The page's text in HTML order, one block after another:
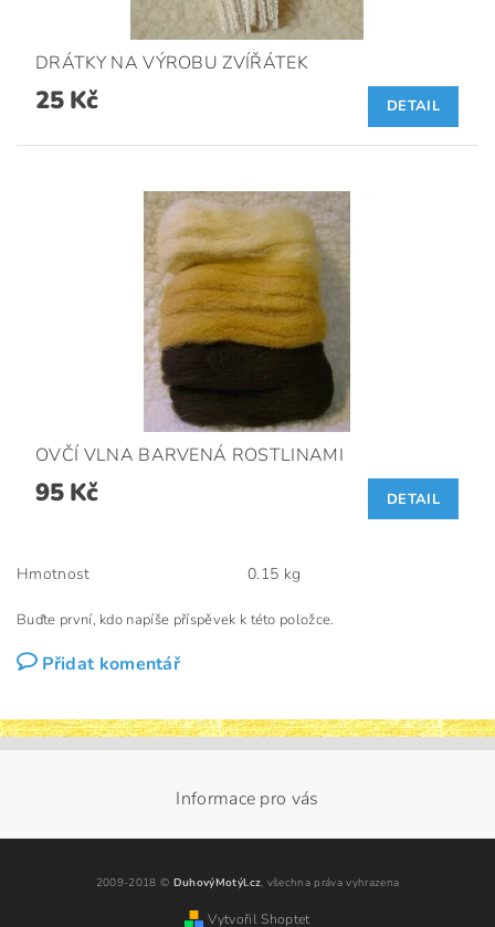
DRÁTKY NA VÝROBU ZVÍŘÁTEK
25 Kč DETAIL
OVČÍ VLNA BARVENÁ ROSTLINAMI
95 Kč DETAIL
Hmotnost 0.15 kg
Buďte první, kdo napíše příspěvek k této položce.
Přidat komentář
Informace pro vás
2009-2018 © DuhovýMotýl.cz, všechna práva vyhrazena
Vytvořil Shoptet